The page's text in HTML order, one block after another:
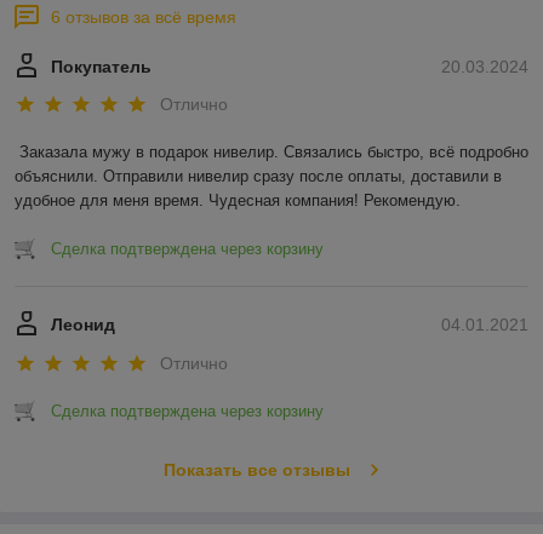
6 отзывов за всё время
20.03.2024
Покупатель
Отлично
Заказала мужу в подарок нивелир. Связались быстро, всё подробно
объяснили. Отправили нивелир сразу после оплаты, доставили в
удобное для меня время. Чудесная компания! Рекомендую.
Сделка подтверждена через корзину
04.01.2021
Леонид
Отлично
Сделка подтверждена через корзину
Показать все отзывы